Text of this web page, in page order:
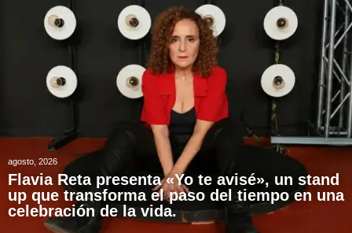
agosto, 2026
Flavia Reta presenta «Yo te avisé», un stand
up que transforma el paso del tiempo en una
celebración de la vida.